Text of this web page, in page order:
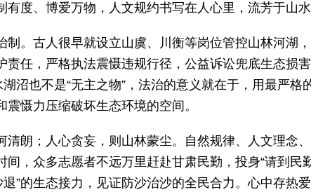
有度、博爱万物，人文规约书写在人心里，流芳于山水
制。古人很早就设立山虞、川衡等岗位管控山林河湖
责任，严格执法震慑违规行径，公益诉讼兜底生态损
湖沼也不是“无主之物”，法治的意义就在于，用最严
慑力压缩破坏生态环境的空间。
清朗；人心贪妄，则山林蒙尘。自然规律、人文理念
间，众多志愿者不远万里赶赴甘肃民勤，投身“请到民
退”的生态接力，见证防沙治沙的全民合力。心中存热